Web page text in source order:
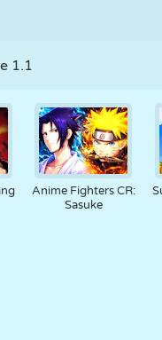
1.1
Anime Fighters CR:
Sasuke